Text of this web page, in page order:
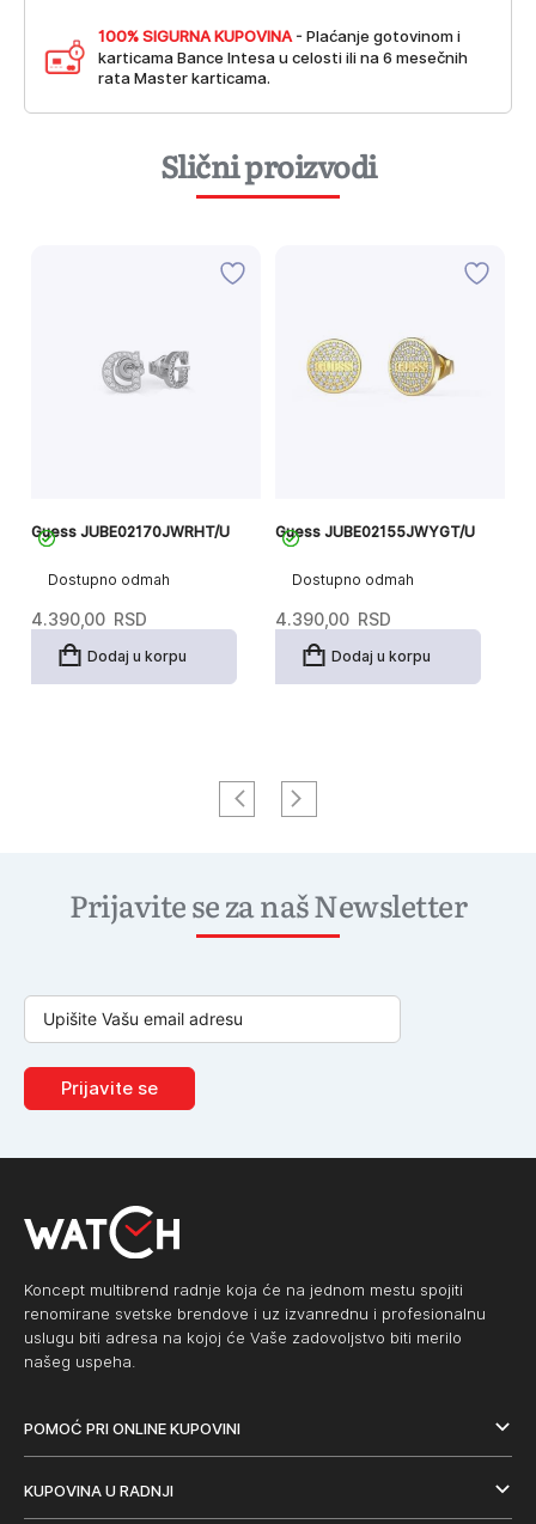
100% SIGURNA KUPOVINA - Plaćanje gotovinom i
karticama Bance Intesa u celosti ili na 6 mesečnih
rata Master karticama.
Slični proizvodi
Dostupno odmah
Guess JUBE02170JWRHT/U
4.390,00 RSD
Dodaj u korpu
Dostupno odmah
Guess JUBE02155JWYGT/U
4.390,00 RSD
Dodaj u korpu
Prijavite se za naš Newsletter
Prijavite se
Koncept multibrend radnje koja će na jednom mestu spojiti
renomirane svetske brendove i uz izvanrednu i profesionalnu
uslugu biti adresa na kojoj će Vaše zadovoljstvo biti merilo
našeg uspeha.
POMOĆ PRI ONLINE KUPOVINI
KUPOVINA U RADNJI